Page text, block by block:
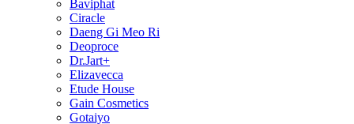
Baviphat
Ciracle
Daeng Gi Meo Ri
Deoproce
Dr.Jart+
Elizavecca
Etude House
Gain Cosmetics
Gotaiyo